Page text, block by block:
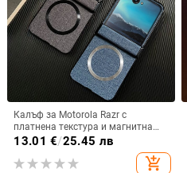
Калъф за Motorola Razr с
платнена текстура и магнитна
панта, флип
13.01 €/25.45 лв
add_shopping_cart